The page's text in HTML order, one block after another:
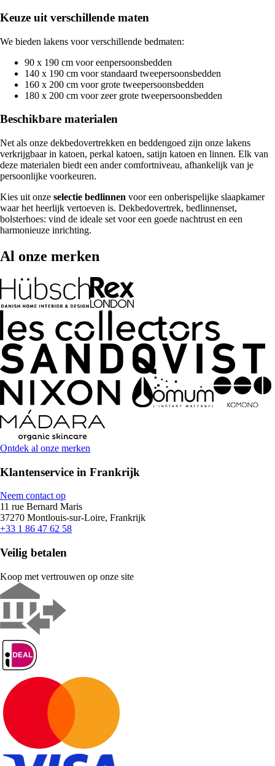
Keuze uit verschillende maten
We bieden lakens voor verschillende bedmaten:
90 x 190 cm voor eenpersoonsbedden
140 x 190 cm voor standaard tweepersoonsbedden
160 x 200 cm voor grote tweepersoonsbedden
180 x 200 cm voor zeer grote tweepersoonsbedden
Beschikbare materialen
Net als onze dekbedovertrekken en beddengoed zijn onze lakens
verkrijgbaar in katoen, perkal katoen, satijn katoen en linnen. Elk van
deze materialen biedt een ander comfortniveau, afhankelijk van je
persoonlijke voorkeuren.
Kies uit onze selectie bedlinnen voor een onberispelijke slaapkamer
waar het heerlijk vertoeven is. Dekbedovertrek, bedlinnenset,
bolsterhoes: vind de ideale set voor een goede nachtrust en een
harmonieuze inrichting.
Al onze merken
Ontdek al onze merken
Klantenservice in Frankrijk
Neem contact op
11 rue Bernard Maris
37270 Montlouis-sur-Loire, Frankrijk
+33 1 86 47 62 58
Veilig betalen
Koop met vertrouwen op onze site